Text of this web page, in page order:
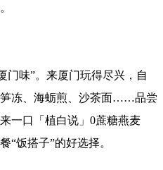
味”。来厦门玩得尽兴，自
冻、海蛎煎、沙茶面……品尝
一口「植白说」0蔗糖燕麦
“饭搭子”的好选择。